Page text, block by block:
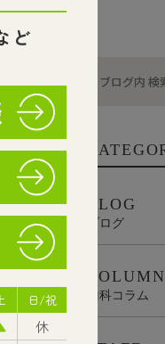
正
ント
ス BLOG
ブログ
COLUMN
歯科コラム